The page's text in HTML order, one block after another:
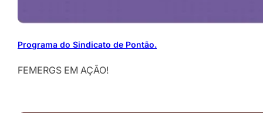
Programa do Sindicato de Pontão.
FEMERGS EM AÇÃO!